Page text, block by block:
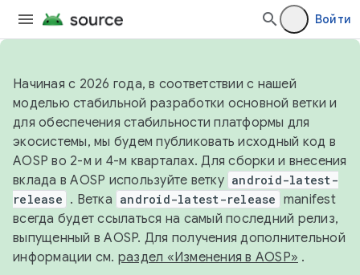
Войти
Начиная с 2026 года, в соответствии с нашей
моделью стабильной разработки основной ветки и
для обеспечения стабильности платформы для
экосистемы, мы будем публиковать исходный код в
AOSP во 2-м и 4-м кварталах. Для сборки и внесения
вклада в AOSP используйте ветку android-latest-
release . Ветка android-latest-release manifest
всегда будет ссылаться на самый последний релиз,
выпущенный в AOSP. Для получения дополнительной
информации см. раздел «Изменения в AOSP» .